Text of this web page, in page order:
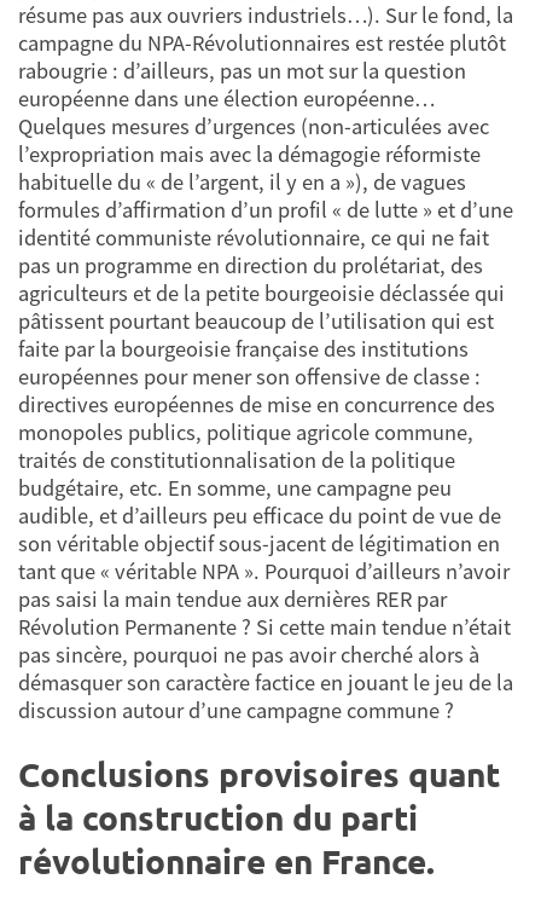
résume pas aux ouvriers industriels…). Sur le fond, la
campagne du NPA-Révolutionnaires est restée plutôt
rabougrie : d’ailleurs, pas un mot sur la question
européenne dans une élection européenne…
Quelques mesures d’urgences (non-articulées avec
l’expropriation mais avec la démagogie réformiste
habituelle du « de l’argent, il y en a »), de vagues
formules d’affirmation d’un profil « de lutte » et d’une
identité communiste révolutionnaire, ce qui ne fait
pas un programme en direction du prolétariat, des
agriculteurs et de la petite bourgeoisie déclassée qui
pâtissent pourtant beaucoup de l’utilisation qui est
faite par la bourgeoisie française des institutions
européennes pour mener son offensive de classe :
directives européennes de mise en concurrence des
monopoles publics, politique agricole commune,
traités de constitutionnalisation de la politique
budgétaire, etc. En somme, une campagne peu
audible, et d’ailleurs peu efficace du point de vue de
son véritable objectif sous-jacent de légitimation en
tant que « véritable NPA ». Pourquoi d’ailleurs n’avoir
pas saisi la main tendue aux dernières RER par
Révolution Permanente ? Si cette main tendue n’était
pas sincère, pourquoi ne pas avoir cherché alors à
démasquer son caractère factice en jouant le jeu de la
discussion autour d’une campagne commune ?
Conclusions provisoires quant
à la construction du parti
révolutionnaire en France.